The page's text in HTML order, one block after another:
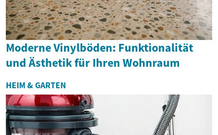
Moderne Vinylböden: Funktionalität
und Ästhetik für Ihren Wohnraum
HEIM & GARTEN